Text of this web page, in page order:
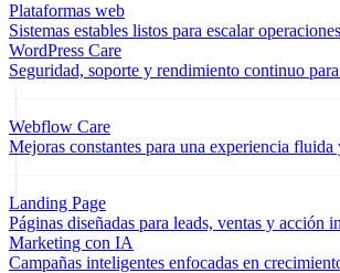
Plataformas web
Sistemas estables listos para escalar
WordPress Care
Seguridad, soporte y rendimiento continuo
Webflow Care
Mejoras constantes para una experiencia fluida
Landing Page
Páginas diseñadas para leads, ventas y acción
Marketing con IA
Campañas inteligentes enfocadas en